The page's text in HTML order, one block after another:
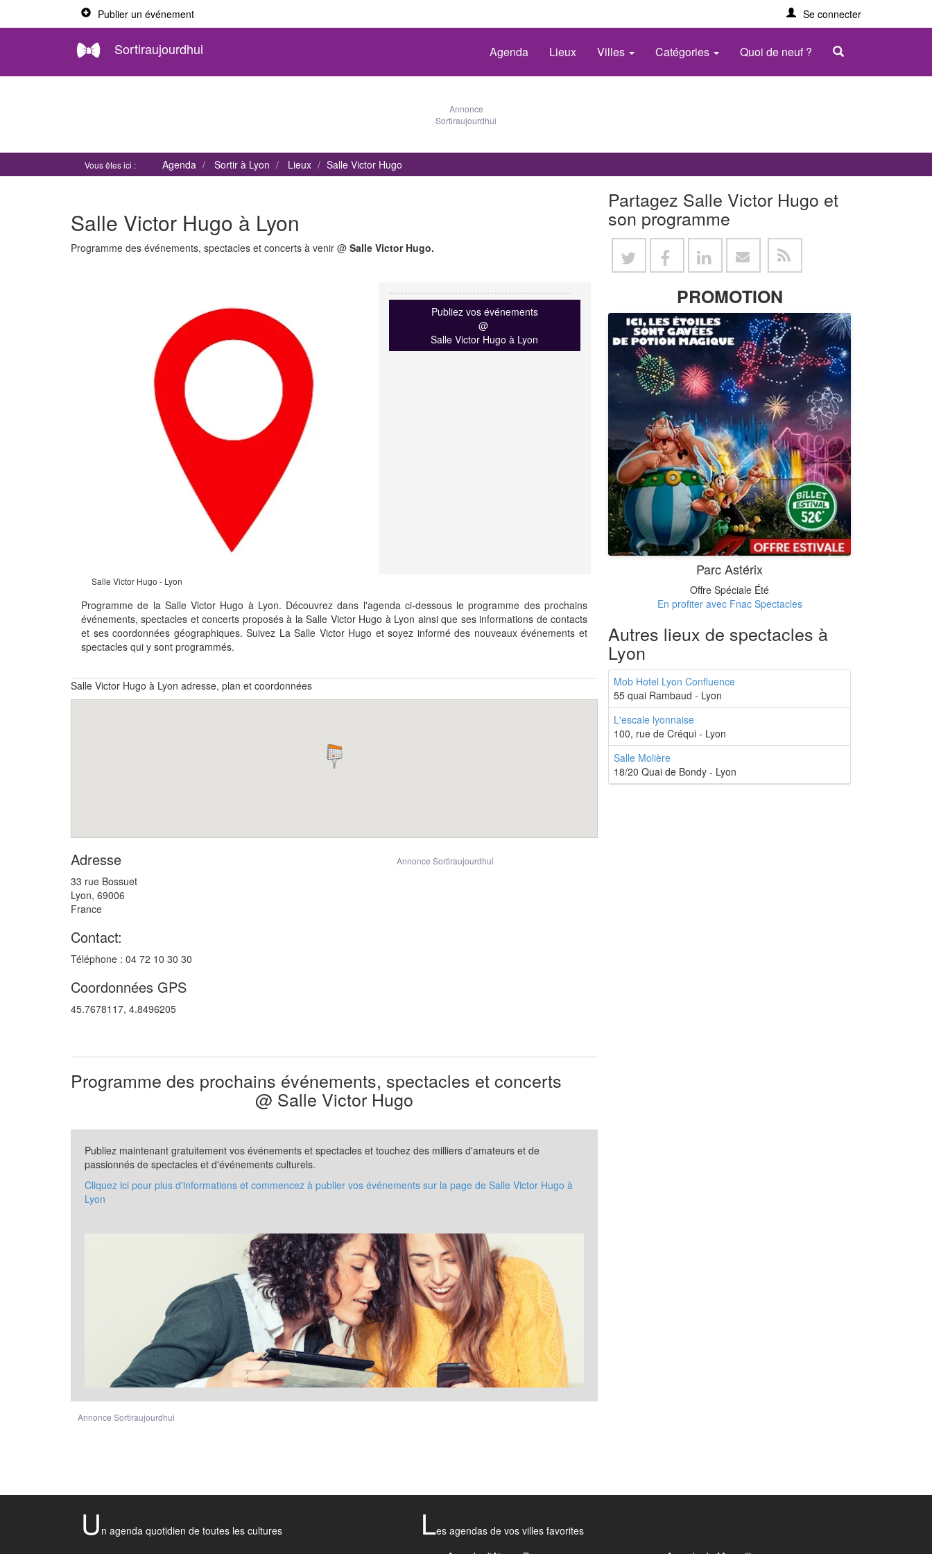
Publier un événement Se connecter
Sortiraujourdhui Agenda Lieux Villes Catégories Quoi de neuf ?
Annonce
Sortiraujourdhui
Vous êtes ici : Agenda Sortir à Lyon Lieux Salle Victor Hugo
Salle Victor Hugo à Lyon
Programme des événements, spectacles et concerts à venir @ Salle Victor Hugo.
Salle Victor Hugo - Lyon
Publiez vos événements
@
Salle Victor Hugo à Lyon
Programme de la Salle Victor Hugo à Lyon. Découvrez dans l'agenda ci-dessous le programme des prochains
événements, spectacles et concerts proposés à la Salle Victor Hugo à Lyon ainsi que ses informations de contacts
et ses coordonnées géographiques. Suivez La Salle Victor Hugo et soyez informé des nouveaux événements et
spectacles qui y sont programmés.
Salle Victor Hugo à Lyon adresse, plan et coordonnées
Annonce Sortiraujourdhui
Adresse
33 rue Bossuet
Lyon, 69006
France
Contact:
Téléphone : 04 72 10 30 30
Coordonnées GPS
45.7678117, 4.8496205
Programme des prochains événements, spectacles et concerts
@ Salle Victor Hugo
Publiez maintenant gratuitement vos événements et spectacles et touchez des milliers d'amateurs et de
passionnés de spectacles et d'événements culturels.
Cliquez ici pour plus d'informations et commencez à publier vos événements sur la page de Salle Victor Hugo à
Lyon
Annonce Sortiraujourdhui
Partagez Salle Victor Hugo et
son programme
PROMOTION
Parc Astérix
Offre Spéciale Été
En profiter avec Fnac Spectacles
Autres lieux de spectacles à
Lyon
Mob Hotel Lyon Confluence
55 quai Rambaud - Lyon
L'escale lyonnaise
100, rue de Créqui - Lyon
Salle Molière
18/20 Quai de Bondy - Lyon
U n agenda quotidien de toutes les cultures Les agendas de vos villes favorites